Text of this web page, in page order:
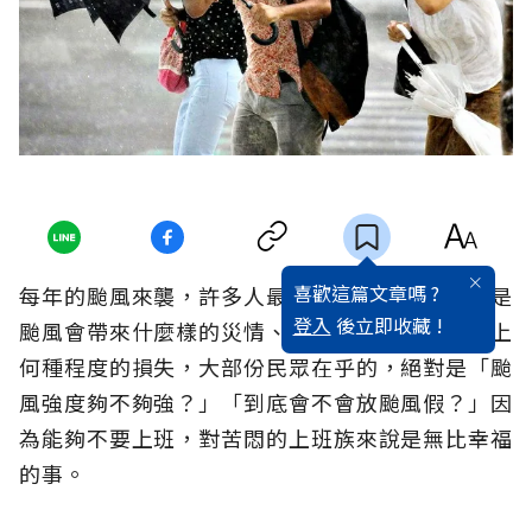
喜歡這篇文章嗎 ?
登入 後立即收藏 !
每年的颱風來襲，許多人最關切的議題，往往不是
颱風會帶來什麼樣的災情、或可能造成農業經濟上
何種程度的損失，大部份民眾在乎的，絕對是「颱
風強度夠不夠強？」「到底會不會放颱風假？」因
為能夠不要上班，對苦悶的上班族來說是無比幸福
的事。